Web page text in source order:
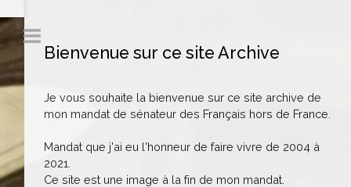
Bienvenue sur ce site Archive
Je vous souhaite la bienvenue sur ce site archive de
mon mandat de sénateur des Français hors de France.
Mandat que j'ai eu l'honneur de faire vivre de 2004 à
2021.
Ce site est une image à la fin de mon mandat.